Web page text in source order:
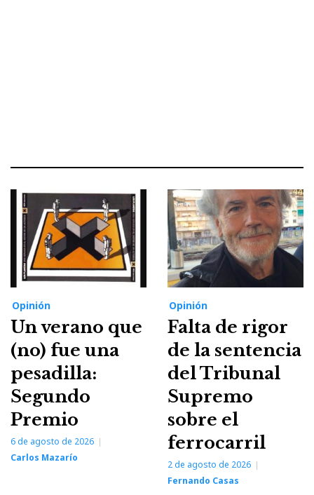
Opinión
Un verano que
(no) fue una
pesadilla:
Segundo
Premio
6 de agosto de 2026
Carlos Mazarío
Opinión
Falta de rigor
de la sentencia
del Tribunal
Supremo
sobre el
ferrocarril
2 de agosto de 2026
Fernando Casas